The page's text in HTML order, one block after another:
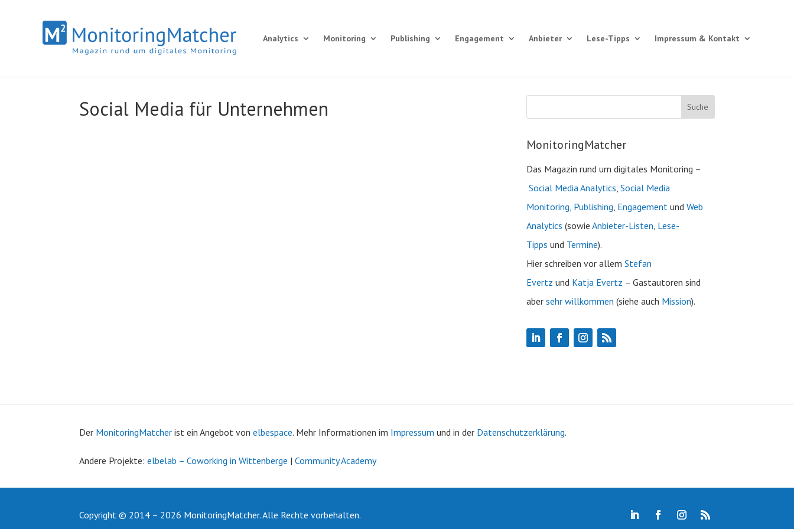
Analytics Monitoring Publishing Engagement Anbieter Lese-Tipps Impressum & Kontakt
Social Media für Unternehmen
MonitoringMatcher
Das Magazin rund um digitales Monitoring –
Social Media Analytics, Social Media
Monitoring, Publishing, Engagementund Web
Analytics (sowie Anbieter-Listen, Lese-
Tipps und Termine).
Hier schreiben vor allem Stefan
Evertz und Katja Evertz – Gastautoren sind
aber sehr willkommen (siehe auch Mission).
Der MonitoringMatcher ist ein Angebot vonelbespace. Mehr Informationen im Impressum und in der Datenschutzerklärung.
Andere Projekte:elbelab – Coworking in Wittenberge | Community Academy
Copyright © 2014 – 2026 MonitoringMatcher. Alle Rechte vorbehalten.